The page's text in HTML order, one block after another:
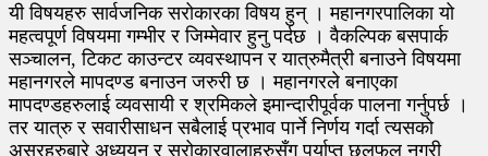
यी विषयहरु सार्वजनिक सरोकारका विषय हुन् । महानगरपालिका यो
महत्वपूर्ण विषयमा गम्भीर र जिम्मेवार हुनु पर्दछ । वैकल्पिक बसपार्क
सञ्चालन, टिकट काउन्टर व्यवस्थापन र यात्रुमैत्री बनाउने विषयमा
महानगरले मापदण्ड बनाउन जरुरी छ । महानगरले बनाएका
मापदण्डहरुलाई व्यवसायी र श्रमिकले इमान्दारीपूर्वक पालना गर्नुपर्छ ।
तर यात्रु र सवारीसाधन सबैलाई प्रभाव पार्ने निर्णय गर्दा त्यसको
असरहरुबारे अध्ययन र सरोकारवालाहरुसँग पर्याप्त छलफल नगरी